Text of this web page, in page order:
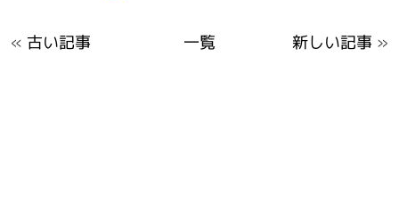
« 古い記事 一覧 新しい記事 »